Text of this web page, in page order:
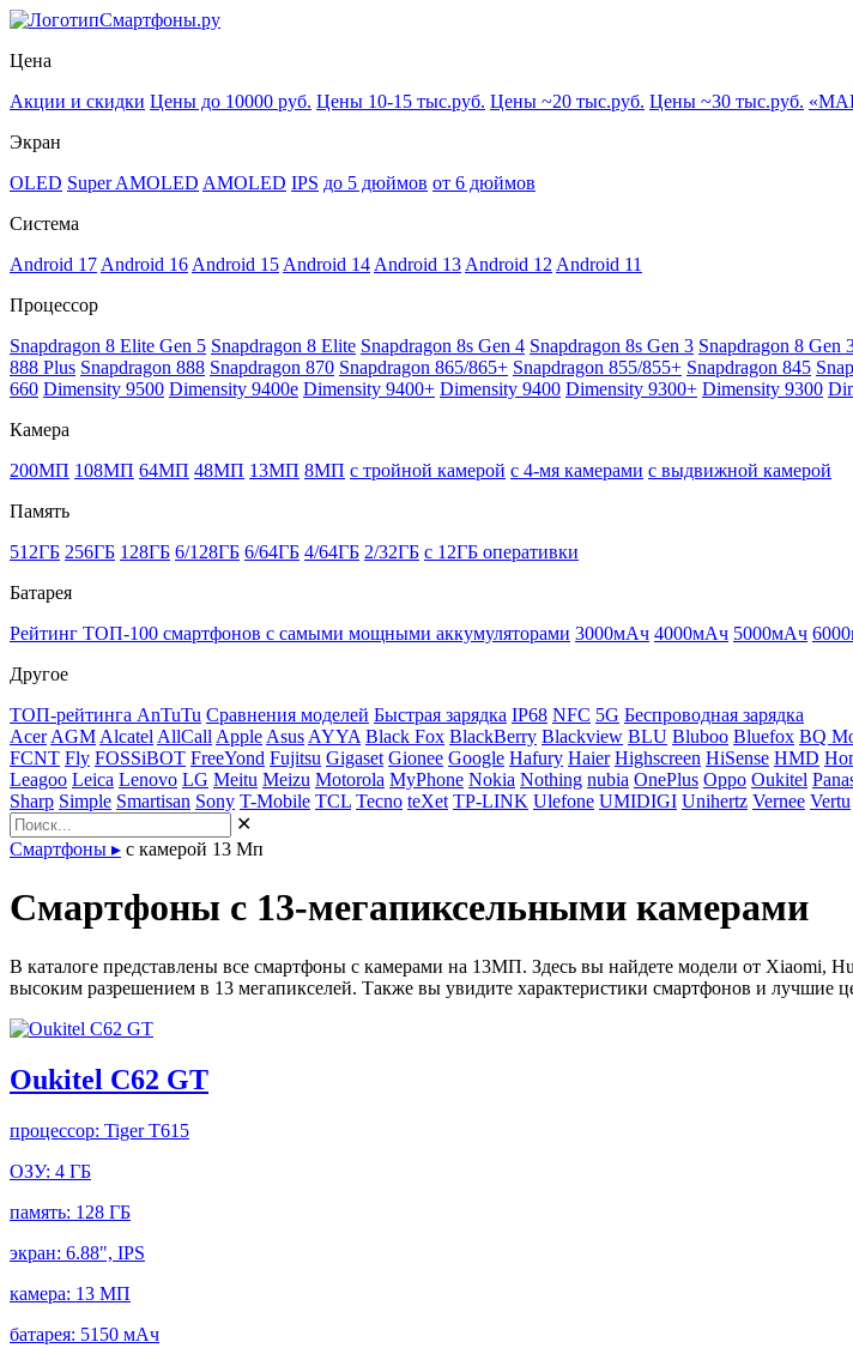
Смартфоны.ру
Цена
Акции и скидки Цены до 10000 руб. Цены 10-15 тыс.руб. Цены ~20 тыс.руб. Цены ~30 тыс.руб.
Экран
OLED Super AMOLED AMOLED IPS до 5 дюймов от 6 дюймов
Система
Android 17 Android 16 Android 15 Android 14 Android 13 Android 12 Android 11
Процессор
Snapdragon 8 Elite Gen 5 Snapdragon 8 Elite Snapdragon 8s Gen 4 Snapdragon 8s Gen 3 Snapdragon 8 Gen
888 Plus Snapdragon 888 Snapdragon 870 Snapdragon 865/865+ Snapdragon 855/855+ Snapdragon 845
660 Dimensity 9500 Dimensity 9400e Dimensity 9400+ Dimensity 9400 Dimensity 9300+ Dimensity 9300
Камера
200МП 108МП 64МП 48МП 13МП 8МП с тройной камерой с 4-мя камерами с выдвижной камерой
Память
512ГБ 256ГБ 128ГБ 6/128ГБ 6/64ГБ 4/64ГБ 2/32ГБ с 12ГБ оперативки
Батарея
Рейтинг ТОП-100 смартфонов с самыми мощными аккумуляторами 3000мАч 4000мАч 5000мАч
Другое
ТОП-рейтинга AnTuTu Сравнения моделей Быстрая зарядка IP68 NFC 5G Беспроводная зарядка
Acer AGM Alcatel AllCall Apple Asus AYYA Black Fox BlackBerry Blackview BLU Bluboo Bluefox BQ
FCNT Fly FOSSiBOT FreeYond Fujitsu Gigaset Gionee Google Hafury Haier Highscreen HiSense HMD
Leagoo Leica Lenovo LG Meitu Meizu Motorola MyPhone Nokia Nothing nubia OnePlus Oppo Oukitel
Sharp Simple Smartisan Sony T-Mobile TCL Tecno teXet TP-LINK Ulefone UMIDIGI Unihertz Vernee Vertu
✕
Смартфоны ▸ с камерой 13 Мп
Смартфоны с 13-мегапиксельными камерами
В каталоге представлены все смартфоны с камерами на 13МП. Здесь вы найдете модели от Xiaomi,
высоким разрешением в 13 мегапикселей. Также вы увидите характеристики смартфонов и лучшие
Oukitel C62 GT
процессор: Tiger T615
ОЗУ: 4 ГБ
память: 128 ГБ
экран: 6.88", IPS
камера: 13 МП
батарея: 5150 мАч